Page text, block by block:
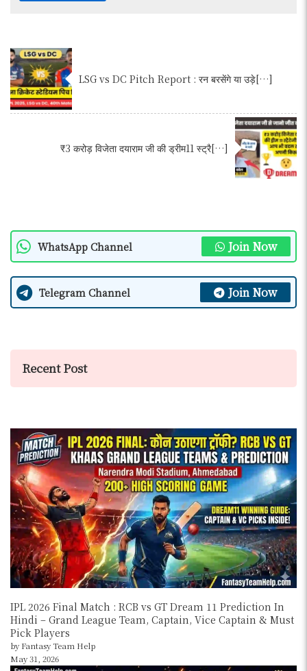
LSG vs DC Pitch Report : रन बरसेंगे या उड़े[…]
₹3 करोड़ विजेता दयाराम जी की ड्रीम11 स्ट्रै[…]
WhatsApp Channel Join Now
Telegram Channel Join Now
Recent Post
IPL 2026 Final Match : RCB vs GT Dream 11 Prediction In
Hindi – Grand League Team, Captain, Vice Captain & Must
Pick Players
by Fantasy Team Help
May 31, 2026